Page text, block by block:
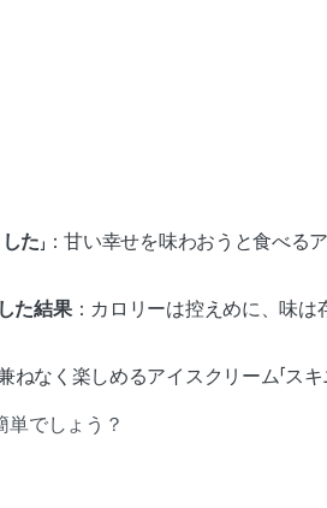
た」：甘い幸せを味わおうと食べ
た結果：カロリーは控えめに、味
ねなく楽しめるアイスクリーム「スキ
単でしょう？